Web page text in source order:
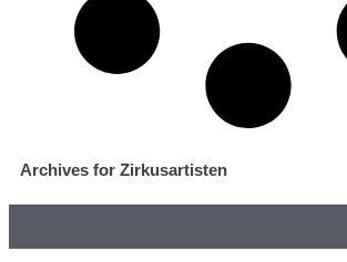
Archives for Zirkusartisten